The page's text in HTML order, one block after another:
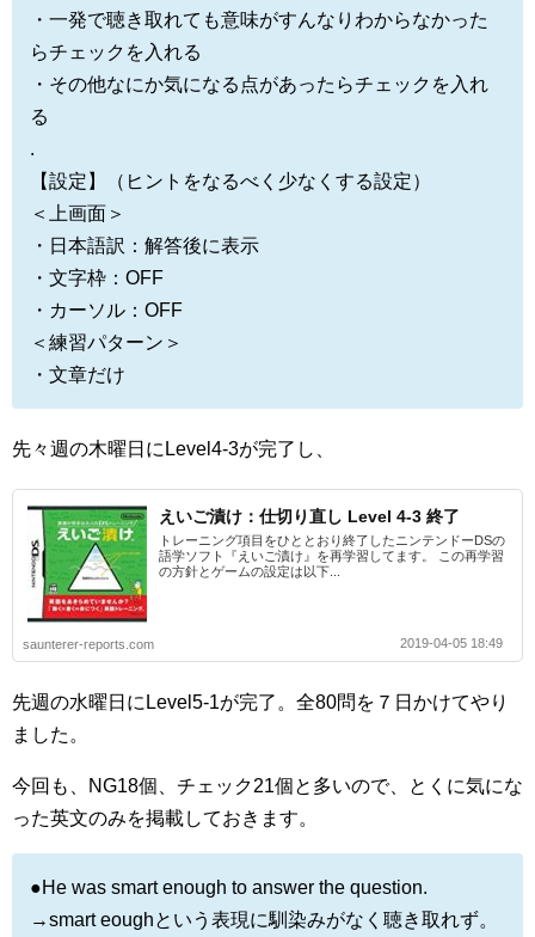
・一発で聴き取れても意味がすんなりわからなかった
らチェックを入れる
・その他なにか気になる点があったらチェックを入れ
る
.
【設定】（ヒントをなるべく少なくする設定）
＜上画面＞
・日本語訳：解答後に表示
・文字枠：OFF
・カーソル：OFF
＜練習パターン＞
・文章だけ
先々週の木曜日にLevel4-3が完了し、
えいご漬け：仕切り直し Level 4-3 終了
トレーニング項目をひととおり終了したニンテンドーDSの
語学ソフト『えいご漬け』を再学習してます。 この再学習
の方針とゲームの設定は以下...
saunterer-reports.com 2019-04-05 18:49
先週の水曜日にLevel5-1が完了。全80問を７日かけてやり
ました。
今回も、NG18個、チェック21個と多いので、とくに気にな
った英文のみを掲載しておきます。
●He was smart enough to answer the question.
→smart eoughという表現に馴染みがなく聴き取れず。